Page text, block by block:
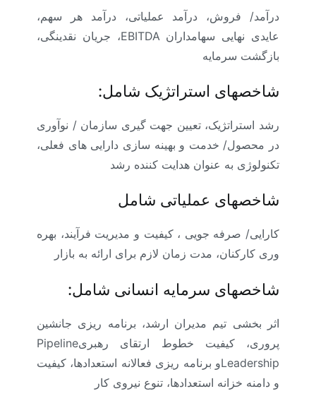
درآمد/ فروش، درآمد عملیاتی، درآمد هر سهم،
عایدی نهایی سهامداران EBITDA، جریان نقدینگی،
بازگشت سرمایه
شاخصهای استراتژیک شامل:
رشد استراتژیک، تعیین جهت گیری سازمان / نوآوری
در محصول/ خدمت و بهینه سازی دارایی های فعلی،
تکنولوژی به عنوان هدایت کننده رشد
شاخصهای عملیاتی شامل
کارایی/ صرفه جویی ، کیفیت و مدیریت فرآیند، بهره
وری کارکنان، مدت زمان لازم برای ارائه به بازار
شاخصهای سرمایه انسانی شامل:
اثر بخشی تیم مدیران ارشد، برنامه ریزی جانشین
پروری، کیفیت خطوط ارتقای رهبریPipeline
Leadershipو برنامه ریزی فعالانه استعدادها، کیفیت
و دامنه خزانه استعدادها، تنوع نیروی کار